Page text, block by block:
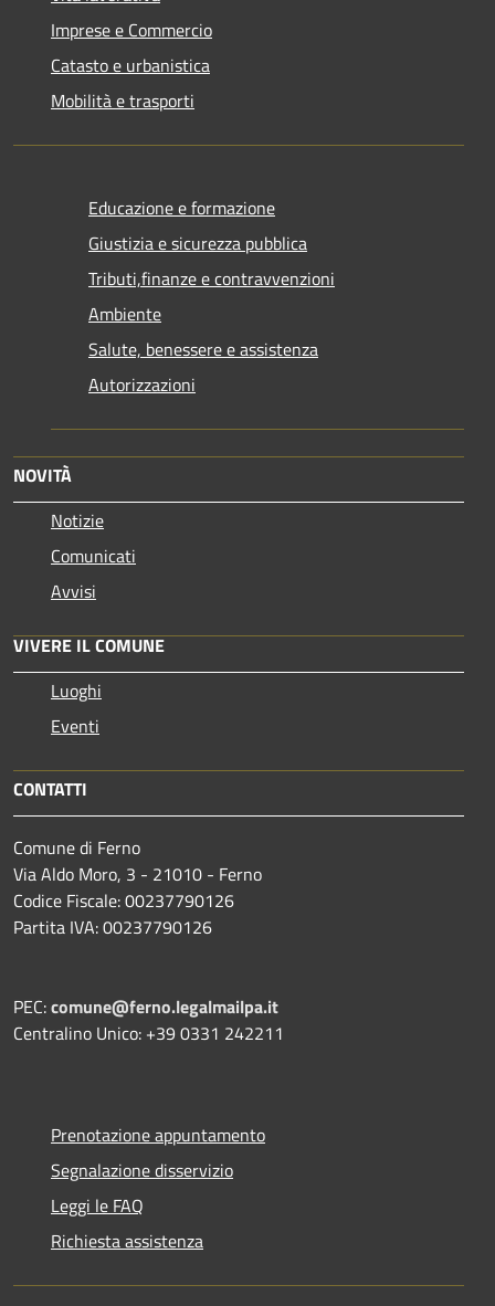
Imprese e Commercio
Catasto e urbanistica
Mobilità e trasporti
Educazione e formazione
Giustizia e sicurezza pubblica
Tributi,finanze e contravvenzioni
Ambiente
Salute, benessere e assistenza
Autorizzazioni
NOVITÀ
Notizie
Comunicati
Avvisi
VIVERE IL COMUNE
Luoghi
Eventi
CONTATTI
Comune di Ferno
Via Aldo Moro, 3 - 21010 - Ferno
Codice Fiscale: 00237790126
Partita IVA: 00237790126
PEC:comune@ferno.legalmailpa.it
Centralino Unico: +39 0331 242211
Prenotazione appuntamento
Segnalazione disservizio
Leggi le FAQ
Richiesta assistenza